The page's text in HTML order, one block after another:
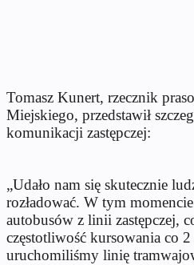
Tomasz Kunert, rzecznik
Miejskiego, przedstawił
komunikacji zastępczej:
„Udało nam się skutecznie
rozładować. W tym
autobusów z linii zastępczej,
częstotliwość kursowania co
uruchomiliśmy linię